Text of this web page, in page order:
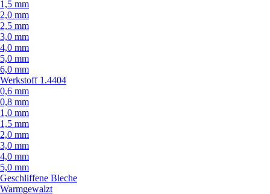
1,5 mm
2,0 mm
2,5 mm
3,0 mm
4,0 mm
5,0 mm
6,0 mm
Werkstoff 1.4404
0,6 mm
0,8 mm
1,0 mm
1,5 mm
2,0 mm
3,0 mm
4,0 mm
5,0 mm
Geschliffene Bleche
Warmgewalzt